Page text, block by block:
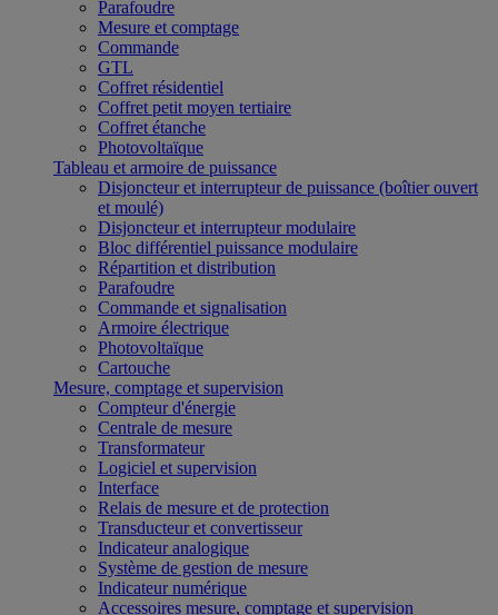
Parafoudre
Mesure et comptage
Commande
GTL
Coffret résidentiel
Coffret petit moyen tertiaire
Coffret étanche
Photovoltaïque
Tableau et armoire de puissance
Disjoncteur et interrupteur de puissance (boîtier ouvert
et moulé)
Disjoncteur et interrupteur modulaire
Bloc différentiel puissance modulaire
Répartition et distribution
Parafoudre
Commande et signalisation
Armoire électrique
Photovoltaïque
Cartouche
Mesure, comptage et supervision
Compteur d'énergie
Centrale de mesure
Transformateur
Logiciel et supervision
Interface
Relais de mesure et de protection
Transducteur et convertisseur
Indicateur analogique
Système de gestion de mesure
Indicateur numérique
Accessoires mesure, comptage et supervision